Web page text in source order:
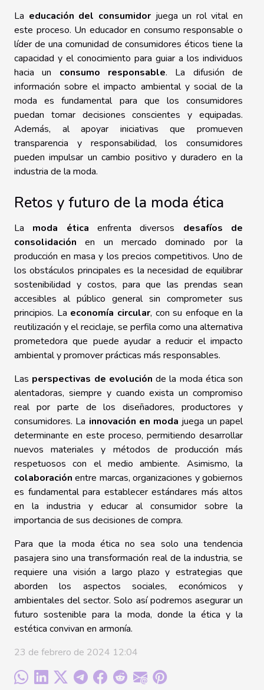
La educación del consumidorjuega un rol vital en
este proceso. Un educador en consumo responsable o
líder de una comunidad de consumidores éticos tiene la
capacidad y el conocimiento para guiar a los individuos
hacia un consumo responsable. La difusión de
información sobre el impacto ambiental y social de la
moda es fundamental para que los consumidores
puedan tomar decisiones conscientes y equipadas.
Además, al apoyar iniciativas que promueven
transparencia y responsabilidad, los consumidores
pueden impulsar un cambio positivo y duradero en la
industria de la moda.
Retos y futuro de la moda ética
La moda ética enfrenta diversos desafíos de
consolidación en un mercado dominado por la
producción en masa y los precios competitivos. Uno de
los obstáculos principales es la necesidad de equilibrar
sostenibilidad y costos, para que las prendas sean
accesibles al público general sin comprometer sus
principios. La economía circular, con su enfoque en la
reutilización y el reciclaje, se perfila como una alternativa
prometedora que puede ayudar a reducir el impacto
ambiental y promover prácticas más responsables.
Las perspectivas de evolución de la moda ética son
alentadoras, siempre y cuando exista un compromiso
real por parte de los diseñadores, productores y
consumidores. La innovación en moda juega un papel
determinante en este proceso, permitiendo desarrollar
nuevos materiales y métodos de producción más
respetuosos con el medio ambiente. Asimismo, la
colaboración entre marcas, organizaciones y gobiernos
es fundamental para establecer estándares más altos
en la industria y educar al consumidor sobre la
importancia de sus decisiones de compra.
Para que la moda ética no sea solo una tendencia
pasajera sino una transformación real de la industria, se
requiere una visión a largo plazo y estrategias que
aborden los aspectos sociales, económicos y
ambientales del sector. Solo así podremos asegurar un
futuro sostenible para la moda, donde la ética y la
estética convivan en armonía.
23 de febrero de 2024 12:04